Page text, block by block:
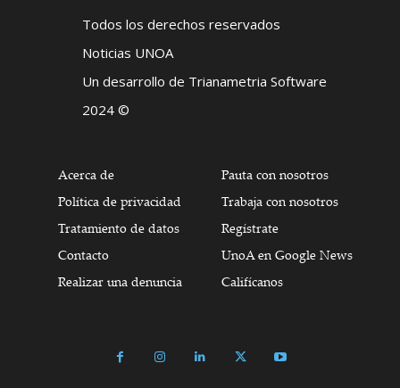
Todos los derechos reservados
Noticias UNOA
Un desarrollo de Trianametria Software
2024 ©
Acerca de
Política de privacidad
Tratamiento de datos
Contacto
Realizar una denuncia
Pauta con nosotros
Trabaja con nosotros
Regístrate
UnoA en Google News
Califícanos